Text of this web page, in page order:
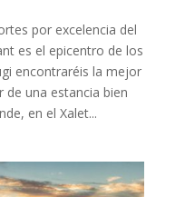
por excelencia del
es el epicentro de los
encontraréis la mejor
una estancia bien
en el Xalet...